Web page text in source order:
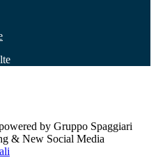
by Gruppo Spaggiari
& New Social Media